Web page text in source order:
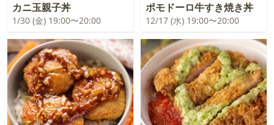
カニ玉親子丼
1/30 (金) 19:00〜20:00
ポモドーロ牛すき焼き丼
12/17 (水) 19:00〜20:00